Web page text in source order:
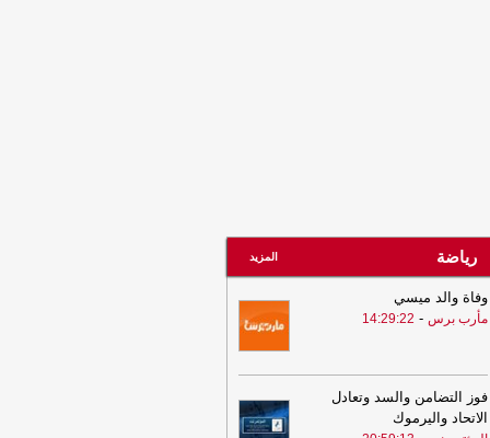
رياضة المزيد
وفاة والد ميسي
مأرب برس -
14:29:22
فوز التضامن والسد وتعادل
الاتحاد واليرموك